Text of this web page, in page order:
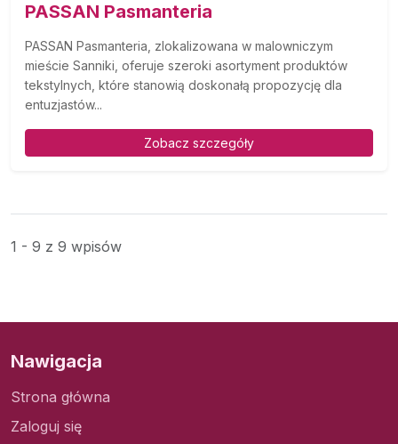
PASSAN Pasmanteria
PASSAN Pasmanteria, zlokalizowana w malowniczym
mieście Sanniki, oferuje szeroki asortyment produktów
tekstylnych, które stanowią doskonałą propozycję dla
entuzjastów...
Zobacz szczegóły
1 - 9 z 9 wpisów
Nawigacja
Strona główna
Zaloguj się